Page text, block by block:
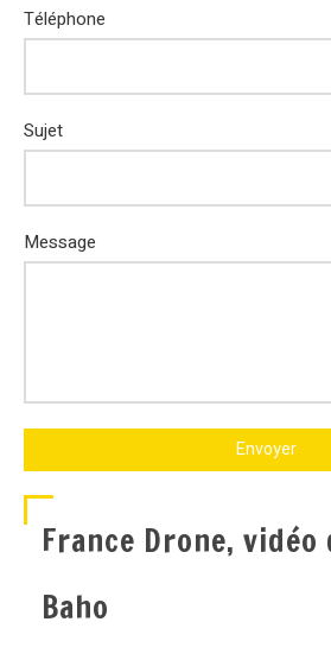
Téléphone
Sujet
Message
Envoyer
France Drone, vidéo
Baho